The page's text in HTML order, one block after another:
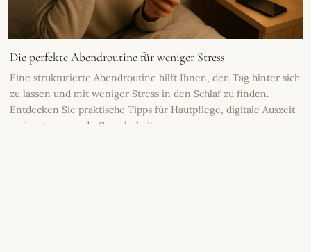
Die perfekte Abendroutine für weniger Stress
Eine strukturierte Abendroutine hilft Ihnen, den Tag hinter sich
zu lassen und mit weniger Stress in den Schlaf zu finden.
Entdecken Sie praktische Tipps für Hautpflege, digitale Auszeit
und entspannende Gewohnheiten.